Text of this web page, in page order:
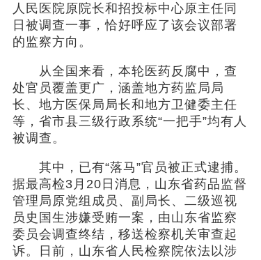
人民医院原院长和招投标中心原主任同
日被调查一事，恰好呼应了该会议部署
的监察方向。
从全国来看，本轮医药反腐中，查
处官员覆盖更广，涵盖地方药监局局
长、地方医保局局长和地方卫健委主任
等，省市县三级行政系统“一把手”均有人
被调查。
其中，已有“落马”官员被正式逮捕。
据最高检3月20日消息，山东省药品监督
管理局原党组成员、副局长、二级巡视
员史国生涉嫌受贿一案，由山东省监察
委员会调查终结，移送检察机关审查起
诉。日前，山东省人民检察院依法以涉